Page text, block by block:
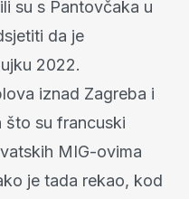
su s Pantovčaka u
da je
2022.
iznad Zagreba i
što su francuski
MIG-ovima
je tada rekao, kod